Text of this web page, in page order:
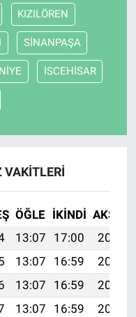
KIZILÖREN
SİNANPAŞA
İSCEHİSAR
ÖĞLE İKINDI AKŞAM
13:07 17:00
20:21
13:07 16:59
20:20
13:07 16:59
20:19
13:07 16:59
20:18